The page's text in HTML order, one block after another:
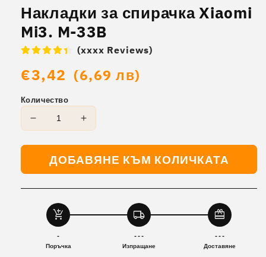
модален
елемент
Накладки за спирачка Xiaomi
Mi3. M-33B
(xxxx Reviews)
Обичайна
€3,42 (6,69 лв)
Количество
Намаляване
количеството
Накладки
за
Xiaomi
Mi3.
33B
Увеличаване
количеството
за
Накладки
за
ДОБАВЯНЕ КЪМ КОЛИЧКАТА
add_shopping_cart
-
Поръчка
local_shipping
- - -
Изпращане
redeem
- - -
Доставяне